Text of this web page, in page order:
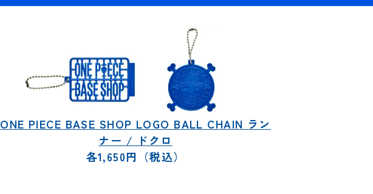
ONE PIECE BASE SHOP LOGO BALL CHAIN ラン
ナー / ドクロ
各1,650円（税込）